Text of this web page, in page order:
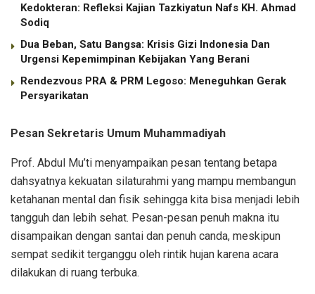
Kedokteran: Refleksi Kajian Tazkiyatun Nafs KH. Ahmad
Sodiq
Dua Beban, Satu Bangsa: Krisis Gizi Indonesia Dan
Urgensi Kepemimpinan Kebijakan Yang Berani
Rendezvous PRA & PRM Legoso: Meneguhkan Gerak
Persyarikatan
Pesan Sekretaris Umum Muhammadiyah
Prof. Abdul Mu’ti menyampaikan pesan tentang betapa
dahsyatnya kekuatan silaturahmi yang mampu membangun
ketahanan mental dan fisik sehingga kita bisa menjadi lebih
tangguh dan lebih sehat. Pesan-pesan penuh makna itu
disampaikan dengan santai dan penuh canda, meskipun
sempat sedikit terganggu oleh rintik hujan karena acara
dilakukan di ruang terbuka.